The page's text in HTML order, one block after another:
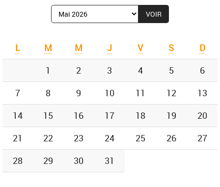
Afficher
le
de
:
L M M J V S
D
1
2 3 4 5
6
7
8 9 10 11 12
13
14
15 16 17 18 19
20
21
22 23 24 25 26
27
28
29 30 31